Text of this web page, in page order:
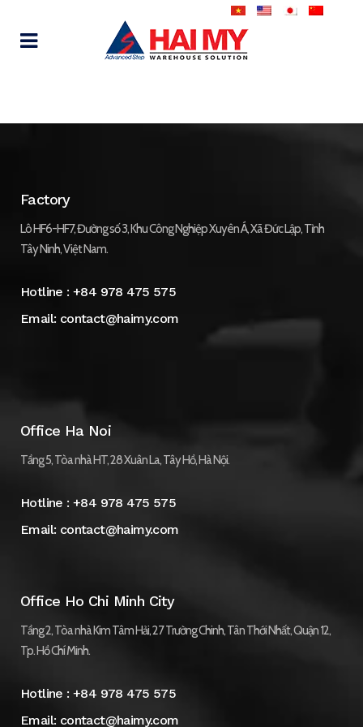
Factory
Lô HF6-HF7, Đường số 3, Khu Công Nghiệp Xuyên Á, Xã Đức Lập, Tỉnh
Tây Ninh, Việt Nam.
Hotline :+84 978 475 575
Email: contact@haimy.com
Office Ha Noi
Tầng 5, Tòa nhà HT, 28 Xuân La, Tây Hồ, Hà Nội.
Hotline :+84 978 475 575
Email: contact@haimy.com
Office Ho Chi Minh City
Tầng 2, Tòa nhà Kim Tâm Hải, 27 Trường Chinh, Tân Thới Nhất, Quận 12,
Tp. Hồ Chí Minh.
Hotline :+84 978 475 575
Email: contact@haimy.com